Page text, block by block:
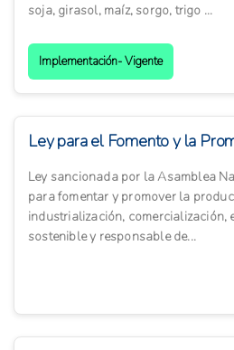
soja, girasol, maíz, sorgo, trigo ...
Implementación- Vigente
Ley para el Fomento y la
Ley sancionada por la Asamblea
para fomentar y promover la
industrialización, comercialización,
sostenible y responsable de...